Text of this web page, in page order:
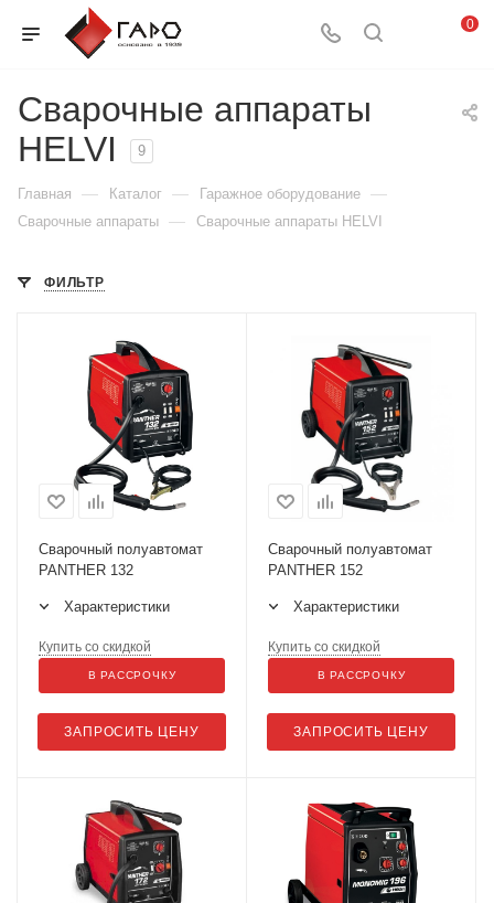
0
Сварочные аппараты
HELVI
9
Главная — Каталог — Гаражное оборудование —
Сварочные аппараты — Сварочные аппараты HELVI
ФИЛЬТР
Сварочный полуавтомат
PANTHER 132
Характеристики
ЗАПРОСИТЬ ЦЕНУ
Купить со скидкой
В РАССРОЧКУ
Сварочный полуавтомат
PANTHER 152
Характеристики
ЗАПРОСИТЬ ЦЕНУ
Купить со скидкой
В РАССРОЧКУ